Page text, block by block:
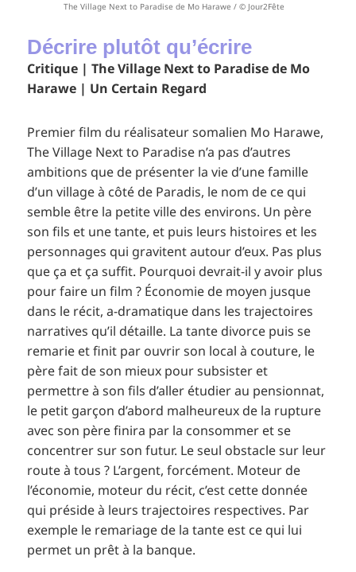
The Village Next to Paradise de Mo Harawe / © Jour2Fête
Décrire plutôt qu’écrire
Critique | The Village Next to Paradise de Mo
Harawe | Un Certain Regard
Premier film du réalisateur somalien Mo Harawe,
The Village Next to Paradise n’a pas d’autres
ambitions que de présenter la vie d’une famille
d’un village à côté de Paradis, le nom de ce qui
semble être la petite ville des environs. Un père
son fils et une tante, et puis leurs histoires et les
personnages qui gravitent autour d’eux. Pas plus
que ça et ça suffit. Pourquoi devrait-il y avoir plus
pour faire un film ? Économie de moyen jusque
dans le récit, a-dramatique dans les trajectoires
narratives qu’il détaille. La tante divorce puis se
remarie et finit par ouvrir son local à couture, le
père fait de son mieux pour subsister et
permettre à son fils d’aller étudier au pensionnat,
le petit garçon d’abord malheureux de la rupture
avec son père finira par la consommer et se
concentrer sur son futur. Le seul obstacle sur leur
route à tous ? L’argent, forcément. Moteur de
l’économie, moteur du récit, c’est cette donnée
qui préside à leurs trajectoires respectives. Par
exemple le remariage de la tante est ce qui lui
permet un prêt à la banque.